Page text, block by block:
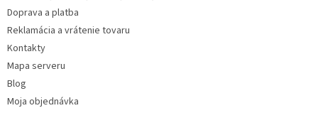
Doprava a platba
Reklamácia a vrátenie tovaru
Kontakty
Mapa serveru
Blog
Moja objednávka